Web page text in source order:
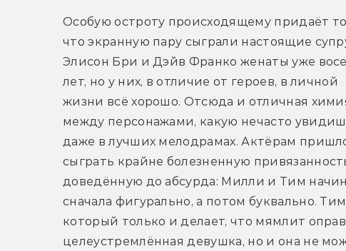
Особую остроту происходящему придаёт
что экранную пару сыграли настоящие
Элисон Бри и Дэйв Франко женаты уже
лет, но у них, в отличие от героев, в личной
жизни всё хорошо. Отсюда и отличная
между персонажами, какую нечасто
даже в лучших мелодрамах. Актёрам
сыграть крайне болезненную
доведённую до абсурда: Милли и Тим
сначала фигурально, а потом буквально.
который только и делает, что мямлит
целеустремлённая девушка, но и она не